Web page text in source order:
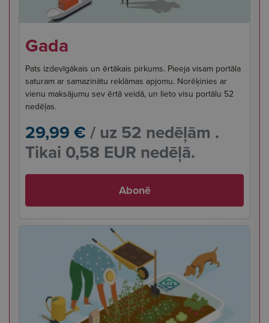
Gada
Pats izdevīgākais un ērtākais pirkums. Pieeja visam portāla
saturam ar samazinātu reklāmas apjomu. Norēķinies ar
vienu maksājumu sev ērtā veidā, un lieto visu portālu 52
nedēļas.
29,99 €/ uz 52 nedēļām .
Tikai 0,58 EUR nedēļā.
Abonē